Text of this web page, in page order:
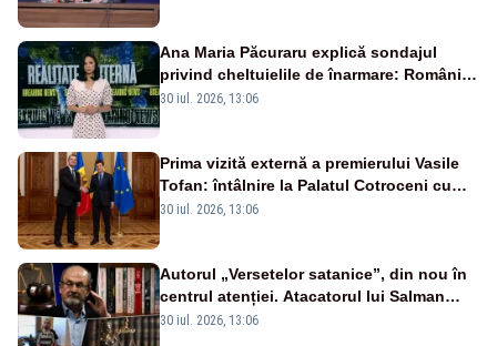
Ana Maria Păcuraru explică sondajul
privind cheltuielile de înarmare: Românii
cer transparență în achiziții și un echilibru
30 iul. 2026, 13:06
Prima vizită externă a premierului Vasile
Tofan: întâlnire la Palatul Cotroceni cu
președintele Nicușor Dan
30 iul. 2026, 13:06
Autorul „Versetelor satanice”, din nou în
centrul atenției. Atacatorul lui Salman
Rushdie, condamnat pentru terorism: ce
30 iul. 2026, 13:06